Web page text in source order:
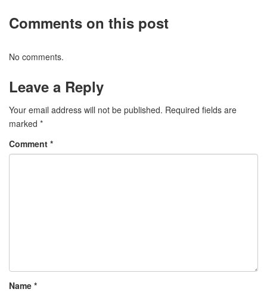
Comments on this post
No comments.
Leave a Reply
Your email address will not be published. Required fields are
marked *
Comment *
Name *